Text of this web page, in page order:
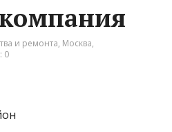
и ремонта, Москва,
0